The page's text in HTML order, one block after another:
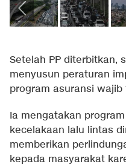
Setelah PP diterbitkan,
menyusun peraturan
program asuransi wajib
Ia mengatakan
kecelakaan lalu lintas
memberikan
kepada masyarakat